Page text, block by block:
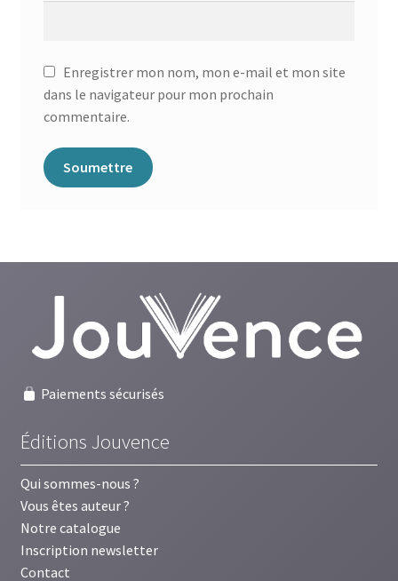
Enregistrer mon nom, mon e-mail et mon site
dans le navigateur pour mon prochain
commentaire.
Paiements sécurisés
Éditions Jouvence
Qui sommes-nous ?
Vous êtes auteur ?
Notre catalogue
Inscription newsletter
Contact